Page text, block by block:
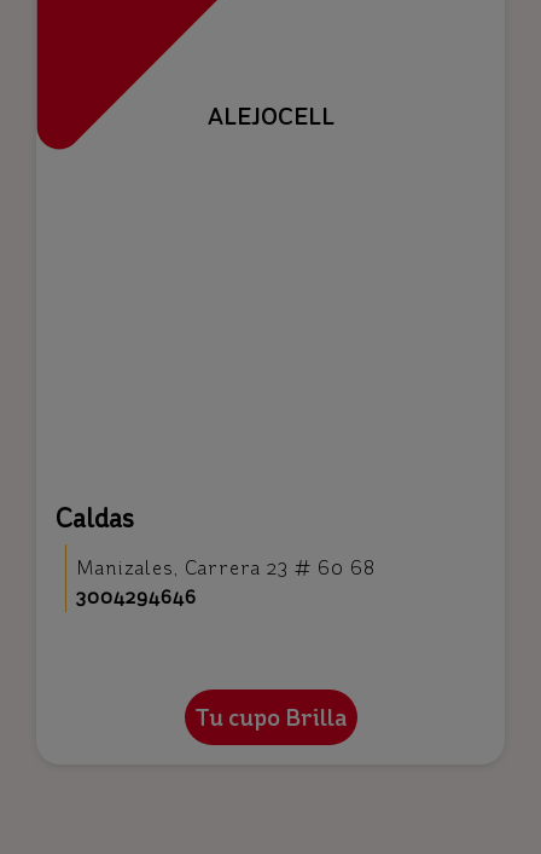
ALEJOCELL
Caldas
Manizales, Carrera 23 # 60 68
3004294646